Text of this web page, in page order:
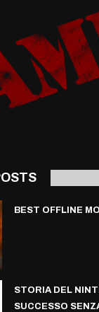
BEST OFFLINE
STORIA DEL
SUCCESSO